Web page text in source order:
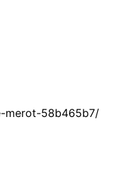
merot-58b465b7/